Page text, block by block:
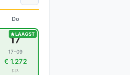
Do
LAAGST
17
17-09
€ 1.272
p.p.